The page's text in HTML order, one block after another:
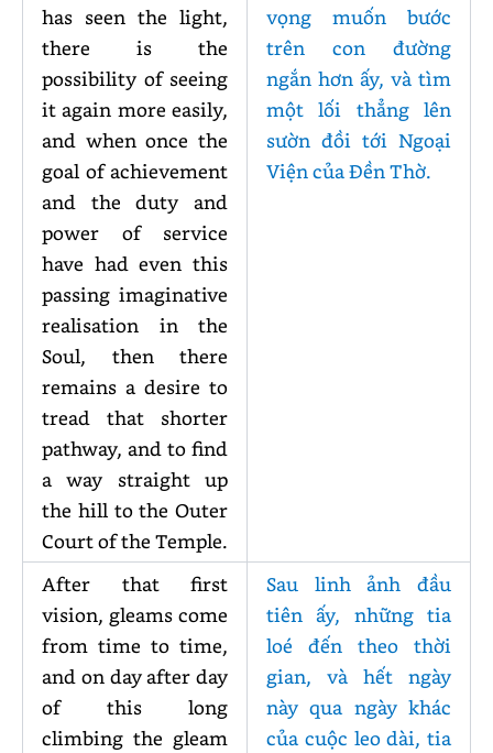
has seen the light,
there is the
possibility of seeing
it again more easily,
and when once the
goal of achievement
and the duty and
power of service
have had even this
passing imaginative
realisation in the
Soul, then there
remains a desire to
tread that shorter
pathway, and to find
a way straight up
the hill to the Outer
Court of the Temple.
vọng muốn bước
trên con đường
ngắn hơn ấy, và tìm
một lối thẳng lên
sườn đồi tới Ngoại
Viện của Đền Thờ.
After that first
vision, gleams come
from time to time,
and on day after day
of this long
climbing the gleam
Sau linh ảnh đầu
tiên ấy, những tia
loé đến theo thời
gian, và hết ngày
này qua ngày khác
của cuộc leo dài, tia